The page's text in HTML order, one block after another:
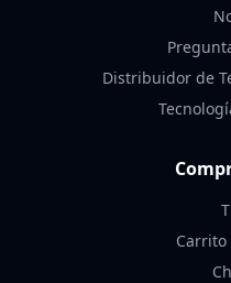
Distribuidor de
Carrito